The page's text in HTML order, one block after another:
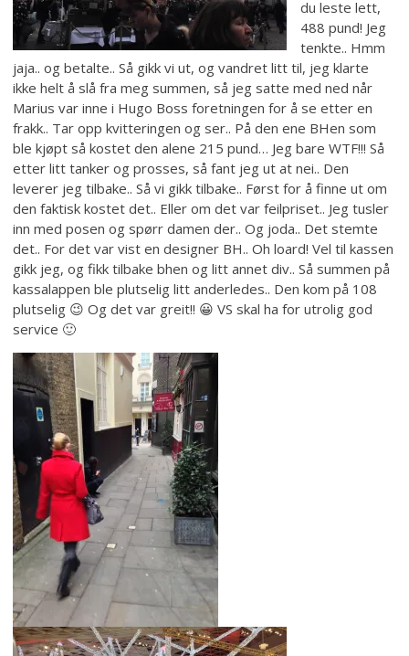
du leste lett,
488 pund! Jeg
tenkte.. Hmm
jaja.. og betalte.. Så gikk vi ut, og vandret litt til, jeg klarte
ikke helt å slå fra meg summen, så jeg satte med ned når
Marius var inne i Hugo Boss foretningen for å se etter en
frakk.. Tar opp kvitteringen og ser.. På den ene BHen som
ble kjøpt så kostet den alene 215 pund… Jeg bare WTF!!! Så
etter litt tanker og prosses, så fant jeg ut at nei.. Den
leverer jeg tilbake.. Så vi gikk tilbake.. Først for å finne ut om
den faktisk kostet det.. Eller om det var feilpriset.. Jeg tusler
inn med posen og spørr damen der.. Og joda.. Det stemte
det.. For det var vist en designer BH.. Oh loard! Vel til kassen
gikk jeg, og fikk tilbake bhen og litt annet div.. Så summen på
kassalappen ble plutselig litt anderledes.. Den kom på 108
plutselig 😉 Og det var greit!! 😀 VS skal ha for utrolig god
service 🙂